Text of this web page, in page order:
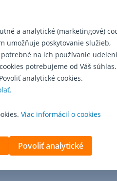
na najvýznamnejšom
ako banka pošleme
banka sumu zodpovedajúcu
Vlhovej či Veroniky Velez-
Slovenskej sporiteľne. Pri
3 roky.
a analytické (marketingové)
umožňuje poskytovanie služieb,
na ich používanie
potrebujeme od Váš súhlas.
analytické cookies.
Viac informácií o cookies
Povoliť analytické